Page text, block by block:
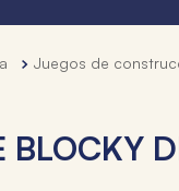
juegos de
BLOCKY